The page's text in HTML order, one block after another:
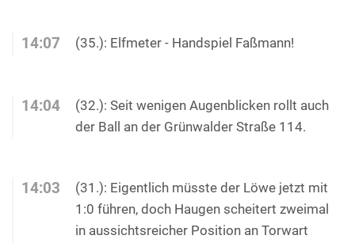
14:07 (35.): Elfmeter - Handspiel Faßmann!
14:04
(32.): Seit wenigen Augenblicken rollt auch
der Ball an der Grünwalder Straße 114.
14:03
(31.): Eigentlich müsste der Löwe jetzt mit
1:0 führen, doch Haugen scheitert zweimal
in aussichtsreicher Position an Torwart